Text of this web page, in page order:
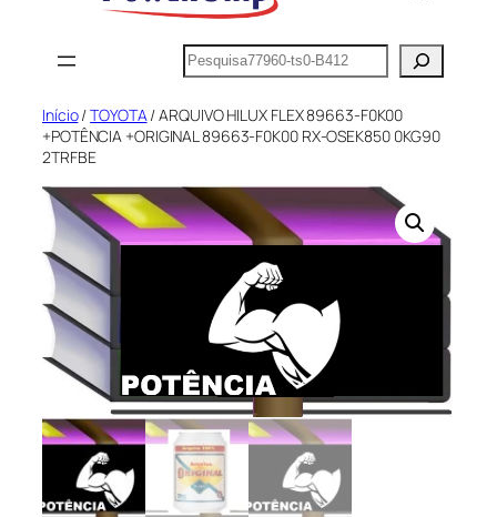
Pesquisar
Início/TOYOTA / ARQUIVO HILUX FLEX 89663-F0K00
+POTÊNCIA +ORIGINAL 89663-F0K00 RX-OSEK850 0KG90
2TRFBE